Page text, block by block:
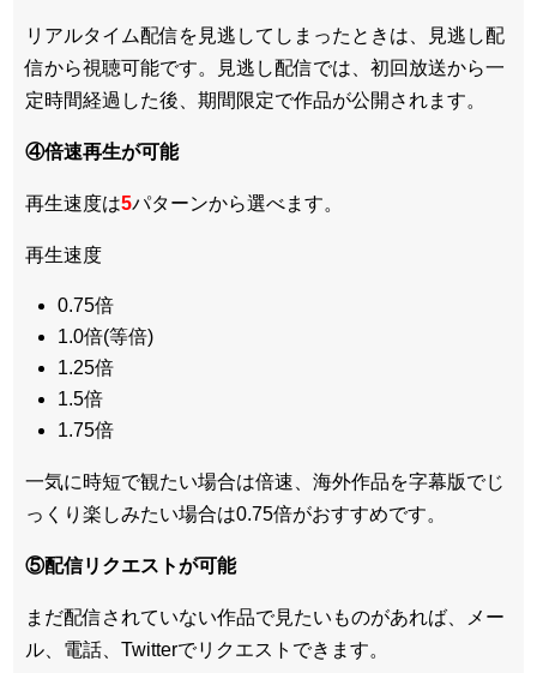
リアルタイム配信を見逃してしまったときは、見逃し配
信から視聴可能です。見逃し配信では、初回放送から一
定時間経過した後、期間限定で作品が公開されます。
④倍速再生が可能
再生速度は5パターンから選べます。
再生速度
0.75倍
1.0倍(等倍)
1.25倍
1.5倍
1.75倍
一気に時短で観たい場合は倍速、海外作品を字幕版でじ
っくり楽しみたい場合は0.75倍がおすすめです。
⑤配信リクエストが可能
まだ配信されていない作品で見たいものがあれば、
メー
ル、電話、Twitterでリクエスト できます。